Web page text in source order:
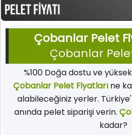
Çobanlar Pelet
Çobanlar
%100 Doğa dostu ve
Çobanlar Pelet Fiyatları ne
alabileceğiniz yerler.
anında pelet siparişi verin.
kadar?